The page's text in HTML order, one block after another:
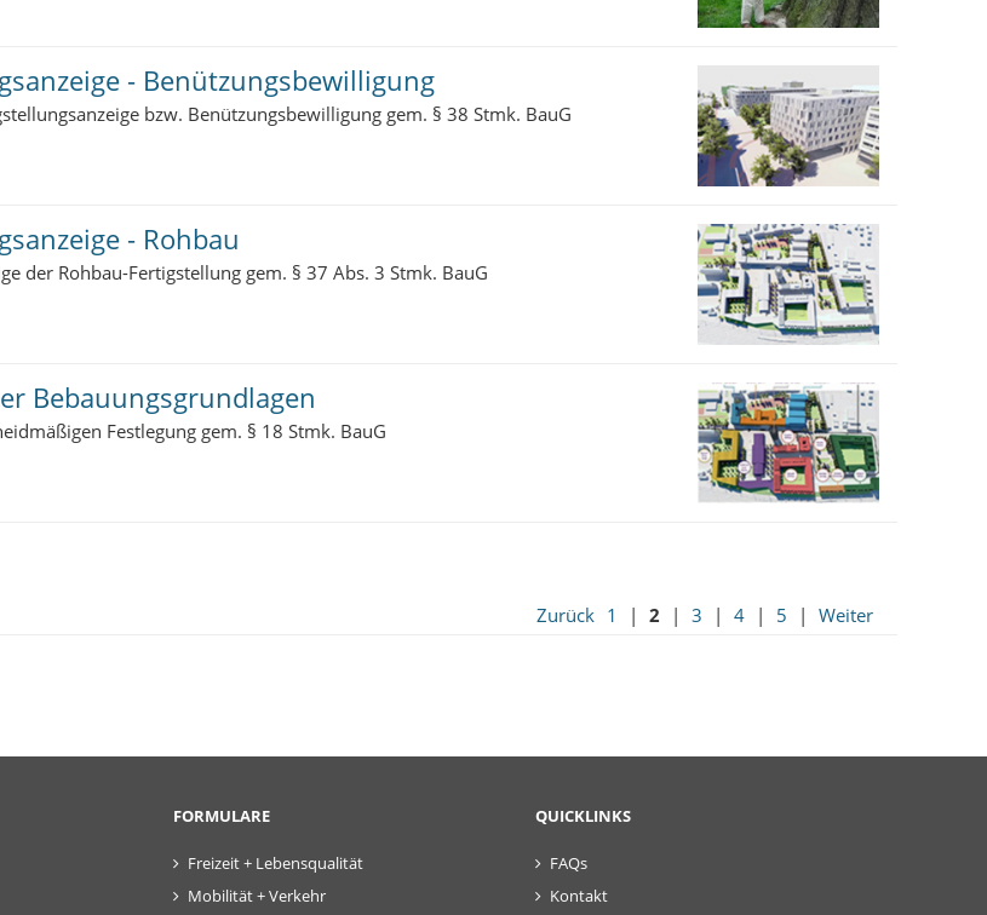
- Benützungsbewilligung
bzw. Benützungsbewilligung gem. § 38 Stmk. BauG
- Rohbau
der Rohbau-Fertigstellung gem. § 37 Abs. 3 Stmk. BauG
Bebauungsgrundlagen
Festlegung gem. § 18 Stmk. BauG
Zurück 1 | 2 | 3 | 4 | 5 | Weiter
FORMULARE
Freizeit + Lebensqualität
Mobilität + Verkehr
QUICKLINKS
FAQs
Kontakt